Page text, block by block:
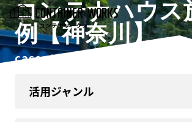
コンテナハウス
例【神奈川】
case study
活用ジャンル